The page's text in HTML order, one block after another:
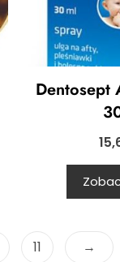
Dentosept
11 →